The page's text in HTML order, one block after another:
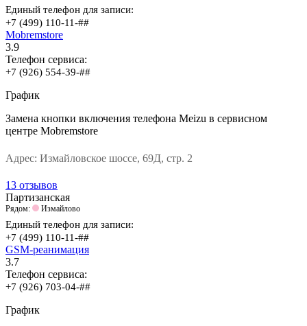
Единый телефон для записи:
+7 (499) 110-11-##
Mobremstore
3.9
Телефон сервиса:
+7 (926) 554-39-##
График
Замена кнопки включения телефона Meizu в сервисном
центре Mobremstore
Адрес: Измайловское шоссе, 69Д, стр. 2
13 отзывов
Партизанская
Рядом: Измайлово
Единый телефон для записи:
+7 (499) 110-11-##
GSM-реанимация
3.7
Телефон сервиса:
+7 (926) 703-04-##
График